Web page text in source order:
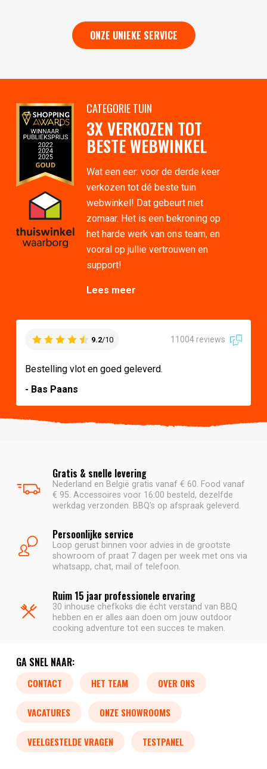
ONZE UNIEKE SERVICE
CATEGORIE TUIN
3X VERKOZEN TOT
BESTE WEBWINKEL
Wat een eer: voor de derde keer
verkozen tot dé beste tuin
webwinkel! Dat gebeurt niet
zomaar. Het is een bekroning op
het harde werk van ons team, en
vooral op jullie vertrouwen en
support!
Lees meer
9.2/10 11004 reviews
Bestelling vlot en goed geleverd.
- Bas Paans
Gratis & snelle levering
Nederland en België gratis vanaf € 60. Food vanaf
€ 95. Accessoires voor 16:00 besteld, dezelfde
werkdag verzonden. BBQ's op afspraak geleverd.
Persoonlijke service
Loop gerust binnen voor advies in de grootste
showroom of praat 7 dagen per week met ons via
whatsapp, chat, mail of telefoon.
Ruim 15 jaar professionele ervaring
30 inhouse chefkoks die écht verstand van BBQ
hebben en er alles aan doen om jouw outdoor
cooking adventure tot een succes te maken.
GA SNEL NAAR:
CONTACT HET TEAM OVER ONS
VACATURES ONZE SHOWROOMS
VEELGESTELDE VRAGEN TESTPANEL